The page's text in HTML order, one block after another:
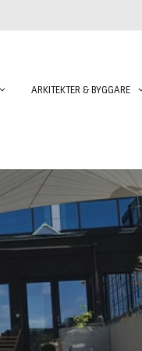
ARKITEKTER & BYGGARE